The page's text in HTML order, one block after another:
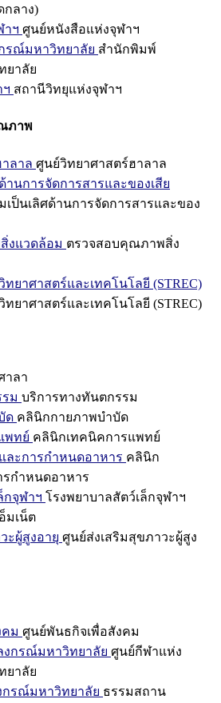
กลาง)
าฯ ศูนย์หนังสือแห่งจุฬาฯ
รณ์มหาวิทยาลัย สำนักพิมพ์
ยาลัย
สถานีวิทยุแห่งจุฬาฯ
ภาพ
ลาล ศูนย์วิทยาศาสตร์ฮาลาล
านการจัดการสารและของเสีย
เป็นเลิศด้านการจัดการสารและของ
งแวดล้อม ตรวจสอบคุณภาพสิ่ง
ทยาศาสตร์และเทคโนโลยี (STREC)
ทยาศาสตร์และเทคโนโลยี (STREC)
าลา
ม บริการทางทันตกรรม
ด คลินิกกายภาพบำบัด
พทย์ คลินิกเทคนิคการแพทย์
ละการกำหนดอาหาร คลินิก
กำหนดอาหาร
กจุฬาฯ โรงพยาบาลสัตว์เล็กจุฬาฯ
มเน็ต
ะผู้สูงอายุ ศูนย์ส่งเสริมสุขภาวะผู้สูง
ม ศูนย์พันธกิจเพื่อสังคม
กรณ์มหาวิทยาลัย ศูนย์กีฬาแห่ง
ยาลัย
กรณ์มหาวิทยาลัย ธรรมสถาน